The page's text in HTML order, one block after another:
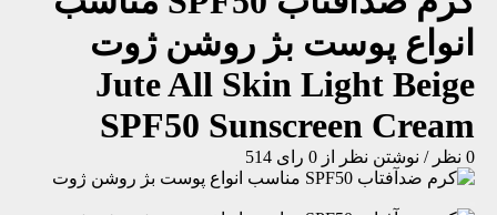
انواع پوست بژ روشن ژوت
Jute All Skin Light Beige
SPF50 Sunscreen Cream
0 نظر / نوشتن نظر از 0 رای 514